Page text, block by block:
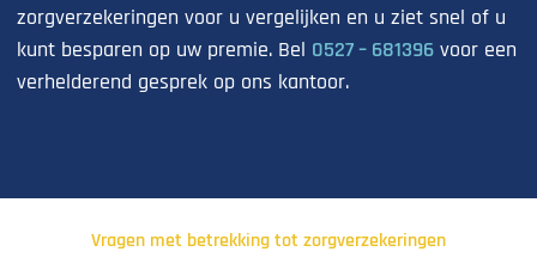
zorgverzekeringen voor u vergelijken en u ziet snel of u
kunt besparen op uw premie. Bel 0527 – 681396 voor een
verhelderend gesprek op ons kantoor.
Vragen met betrekking tot zorgverzekeringen